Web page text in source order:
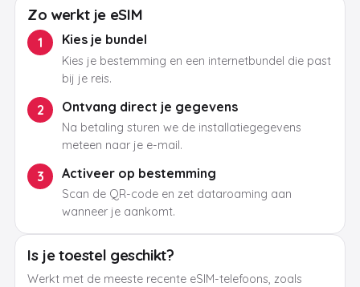
Zo werkt je eSIM
1 Kies je bundel
Kies je bestemming en een internetbundel die past
bij je reis.
2 Ontvang direct je gegevens
Na betaling sturen we de installatiegegevens
meteen naar je e-mail.
3 Activeer op bestemming
Scan de QR-code en zet dataroaming aan
wanneer je aankomt.
Is je toestel geschikt?
Werkt met de meeste recente eSIM-telefoons, zoals